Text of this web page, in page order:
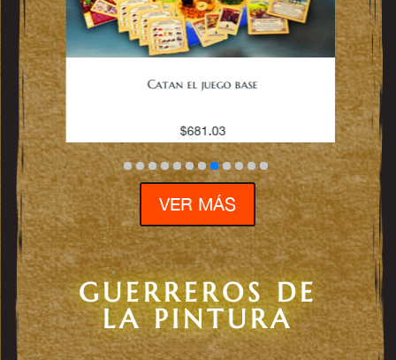
Catan el juego base
$681.03
VER MÁS
GUERREROS DE
LA PINTURA